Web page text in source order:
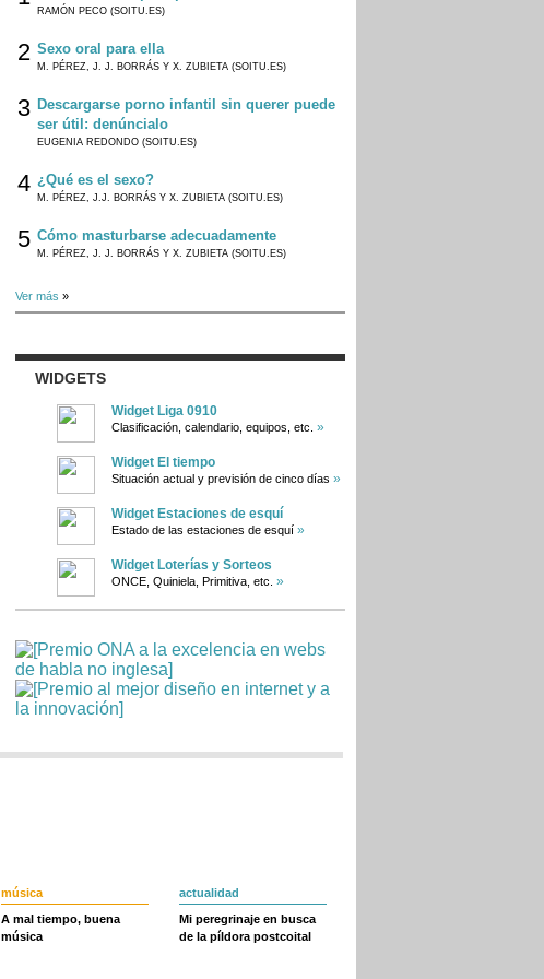
RAMÓN PECO (SOITU.ES)
2 Sexo oral para ella
M. PÉREZ, J. J. BORRÁS Y X. ZUBIETA (SOITU.ES)
3 Descargarse porno infantil sin querer puede
ser útil: denúncialo
EUGENIA REDONDO (SOITU.ES)
4 ¿Qué es el sexo?
M. PÉREZ, J.J. BORRÁS Y X. ZUBIETA (SOITU.ES)
5 Cómo masturbarse adecuadamente
M. PÉREZ, J. J. BORRÁS Y X. ZUBIETA (SOITU.ES)
Ver más »
WIDGETS
Widget Liga 0910
Clasificación, calendario, equipos, etc. »
Widget El tiempo
Situación actual y previsión de cinco días »
Widget Estaciones de esquí
Estado de las estaciones de esquí »
Widget Loterías y Sorteos
ONCE, Quiniela, Primitiva, etc. »
música
A mal tiempo, buena
música
actualidad
Mi peregrinaje en busca
de la píldora postcoital